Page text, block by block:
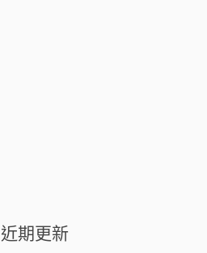
近期更新